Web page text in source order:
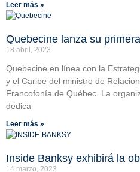
Leer más »
Quebecine lanza su
18 abril, 2023
Quebecine en línea con la
y el Caribe del ministro de
Francofonía de Québec. La
dedica
Leer más »
Inside Banksy exhibirá la
14 marzo, 2023